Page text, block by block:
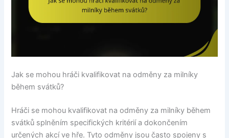
Jak se mohou hráči kvalifikovat na odměny za milníky
během svátků?
Hráči se mohou kvalifikovat na odměny za milníky během
svátků splněním specifických kritérií a dokončením
určených akcí ve hře. Tyto odměny jsou často spojeny s